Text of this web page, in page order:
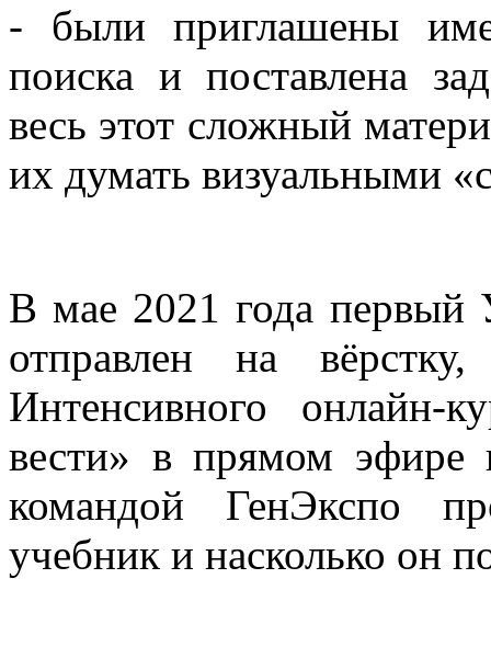
- были приглашены
поиска и поставлена
весь этот сложный
их думать визуальными
В мае 2021 года первый
отправлен на
Интенсивного онлайн-
вести» в прямом эфире
командой ГенЭкспо
учебник и насколько он